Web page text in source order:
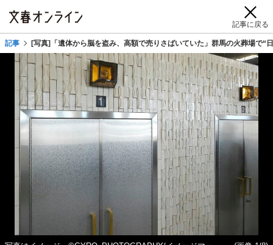
記事に戻る
記事 [写真]「遺体から脳を盗み、高額で売りさばいていた」群馬の火葬場で“